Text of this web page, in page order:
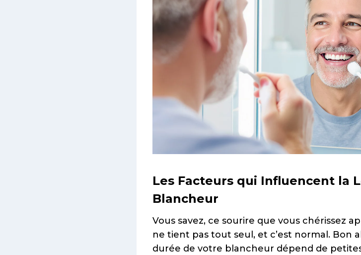
Les Facteurs qui Influencent la
Blancheur
Vous savez, ce sourire que vous chérissez
ne tient pas tout seul, et c’est normal. Bon
durée de votre blancheur dépend de